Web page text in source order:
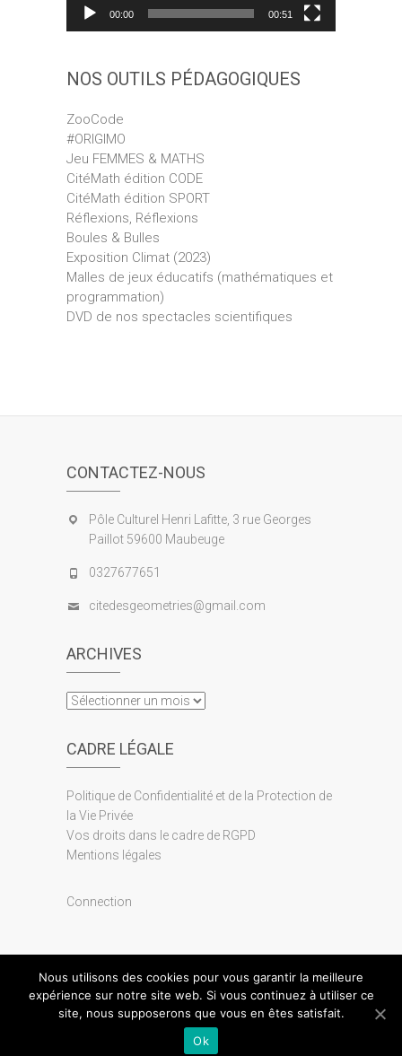
00:00 00:51
NOS OUTILS PÉDAGOGIQUES
ZooCode
#ORIGIMO
Jeu FEMMES & MATHS
CitéMath édition CODE
CitéMath édition SPORT
Réflexions, Réflexions
Boules & Bulles
Exposition Climat (2023)
Malles de jeux éducatifs (mathématiques et
programmation)
DVD de nos spectacles scientifiques
CONTACTEZ-NOUS
Pôle Culturel Henri Lafitte, 3 rue Georges
Paillot 59600 Maubeuge
0327677651
citedesgeometries@gmail.com
ARCHIVES
A
c
v
e
s
CADRE LÉGALE
Politique de Confidentialité et de la Protection de
la Vie Privée
Vos droits dans le cadre de RGPD
Mentions légales
Connection
F
a
I
n
Y
o
Cité des Géométries
| Propulsé par:
Nous utilisons des cookies pour vous garantir la meilleure
expérience sur notre site web. Si vous continuez à utiliser ce
site, nous supposerons que vous en êtes satisfait.
Ok